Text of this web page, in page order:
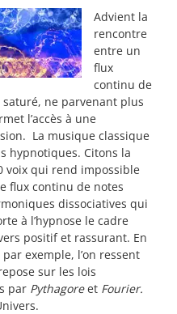
Advient la
rencontre
entre un
flux
continu de
ne parvenant plus
l’accès à une
La musique classique
hypnotiques. Citons la
voix qui rend impossible
flux continu de notes
dissociatives qui
à l’hypnose le cadre
positif et rassurant. En
exemple, l’on ressent
sur les lois
par Pythagoreet Fourier.